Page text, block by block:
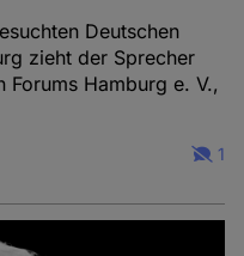
Deutschen
zieht der Sprecher
Forums Hamburg e. V.,
1